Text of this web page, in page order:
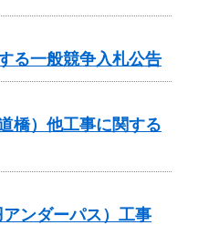
る一般競争入札公告
橋）他工事に関する
ンダーパス）工事